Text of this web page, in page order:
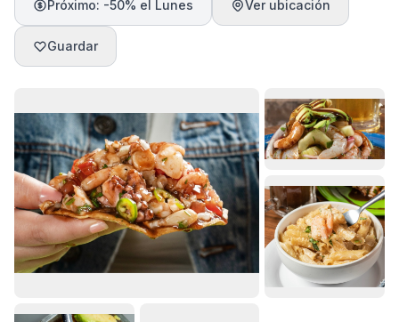
Próximo: -50% el Lunes Ver ubicación
Guardar